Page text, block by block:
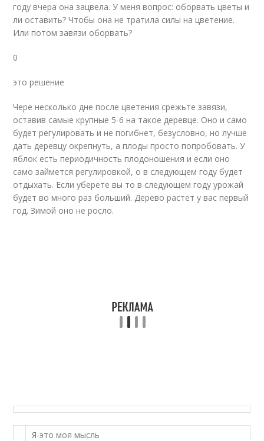
году вчера она зацвела. У меня вопрос: оборвать цветы и
ли оставить? Чтобы она не тратила силы на цветение.
Или потом завязи оборвать?
0
это решение
Чере несколько дне после цветения срежьте завязи,
оставив самые крупные 5-6 на такое деревце. Оно и само
будет регулировать и не погибнет, безусловно, но лучше
дать деревцу окрепнуть, а плоды просто попробовать. У
яблок есть периодичность плодоношения и если оно
само займется регулировкой, о в следующем году будет
отдыхать. Если уберете вы то в следующем году урожай
будет во много раз больший. Дерево растет у вас первый
год. Зимой оно не росло.
Я-это моя мысль